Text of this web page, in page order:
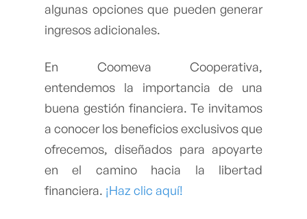
algunas opciones que pueden generar
ingresos adicionales.
En Coomeva Cooperativa,
entendemos la importancia de una
buena gestión financiera. Te invitamos
a conocer los beneficios exclusivos que
ofrecemos, diseñados para apoyarte
en el camino hacia la libertad
financiera. ¡Haz clic aquí!